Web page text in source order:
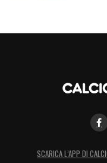
SCARICA L’APP DI